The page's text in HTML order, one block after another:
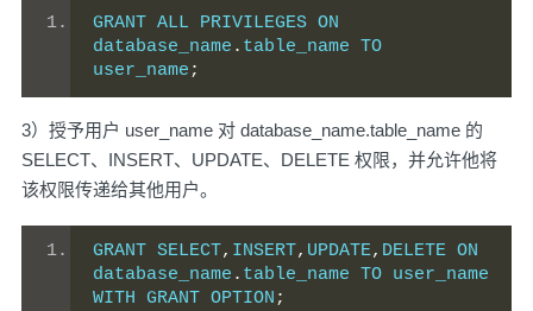
GRANT ALL PRIVILEGES ON
database_name . table_name TO
user_name ;
3）授予用户 user_name 对 database_name.table_name 的
SELECT、INSERT、UPDATE、DELETE 权限，并允许他将
该权限传递给其他用户。
GRANT SELECT, INSERT, UPDATE, DELETE ON
database_name . table_name TO user_name
WITH GRANT OPTION ;